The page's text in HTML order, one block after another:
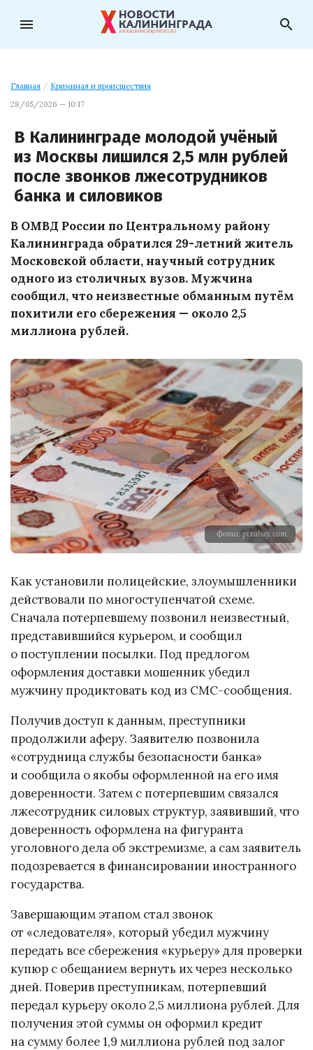
menu search
Главная / Криминал и происшествия
28/05/2026 — 10:17
В Калининграде молодой учёный
из Москвы лишился 2,5 млн рублей
после звонков лжесотрудников
банка и силовиков
В ОМВД России по Центральному району
Калининграда обратился 29-летний житель
Московской области, научный сотрудник
одного из столичных вузов. Мужчина
сообщил, что неизвестные обманным путём
похитили его сбережения — около 2,5
миллиона рублей.
Фото: pixabay.com
Как установили полицейские, злоумышленники
действовали по многоступенчатой схеме.
Сначала потерпевшему позвонил неизвестный,
представившийся курьером, и сообщил
о поступлении посылки. Под предлогом
оформления доставки мошенник убедил
мужчину продиктовать код из СМС-сообщения.
Получив доступ к данным, преступники
продолжили аферу. Заявителю позвонила
«сотрудница службы безопасности банка»
и сообщила о якобы оформленной на его имя
доверенности. Затем с потерпевшим связался
лжесотрудник силовых структур, заявивший, что
доверенность оформлена на фигуранта
уголовного дела об экстремизме, а сам заявитель
подозревается в финансировании иностранного
государства.
Завершающим этапом стал звонок
от «следователя», который убедил мужчину
передать все сбережения «курьеру» для проверки
купюр с обещанием вернуть их через несколько
дней. Поверив преступникам, потерпевший
передал курьеру около 2,5 миллиона рублей. Для
получения этой суммы он оформил кредит
на сумму более 1,9 миллиона рублей под залог